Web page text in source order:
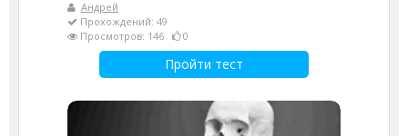
Андрей
Прохождений: 49
Просмотров: 146
0
Пройти тест